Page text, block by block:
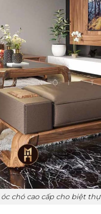
chó cao cấp cho biệt thự